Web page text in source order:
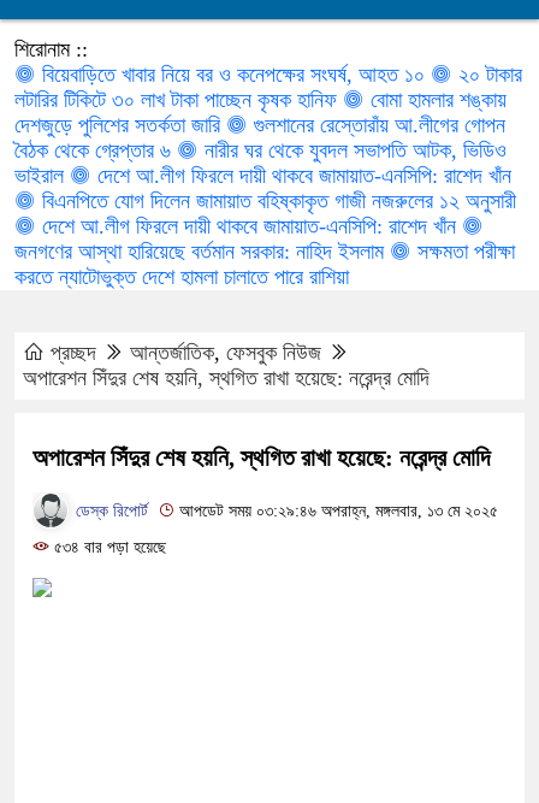
শিরোনাম ::
বিয়েবাড়িতে খাবার নিয়ে বর ও কনেপক্ষের সংঘর্ষ, আহত ১০
২০ টাকার
লটারির টিকিটে ৩০ লাখ টাকা পাচ্ছেন কৃষক হানিফ
বোমা হামলার শঙ্কায়
দেশজুড়ে পুলিশের সতর্কতা জারি
গুলশানের রেস্তোরাঁয় আ.লীগের গোপন
বৈঠক থেকে গ্রেপ্তার ৬
নারীর ঘর থেকে যুবদল সভাপতি আটক, ভিডিও
ভাইরাল
দেশে আ.লীগ ফিরলে দায়ী থাকবে জামায়াত-এনসিপি: রাশেদ খাঁন
বিএনপিতে যোগ দিলেন জামায়াত বহিষ্কাকৃত গাজী নজরুলের ১২ অনুসারী
দেশে আ.লীগ ফিরলে দায়ী থাকবে জামায়াত-এনসিপি: রাশেদ খাঁন
জনগণের আস্থা হারিয়েছে বর্তমান সরকার: নাহিদ ইসলাম
সক্ষমতা পরীক্ষা
করতে ন্যাটোভুক্ত দেশে হামলা চালাতে পারে রাশিয়া
প্রচ্ছদ আন্তর্জাতিক, ফেসবুক নিউজ
অপারেশন সিঁদুর শেষ হয়নি, স্থগিত রাখা হয়েছে: নরেন্দ্র মোদি
অপারেশন সিঁদুর শেষ হয়নি, স্থগিত রাখা হয়েছে: নরেন্দ্র মোদি
ডেস্ক রিপোর্ট
আপডেট সময় ০৩:২৯:৪৬ অপরাহ্ন, মঙ্গলবার, ১৩ মে ২০২৫
৫৩৪ বার পড়া হয়েছে